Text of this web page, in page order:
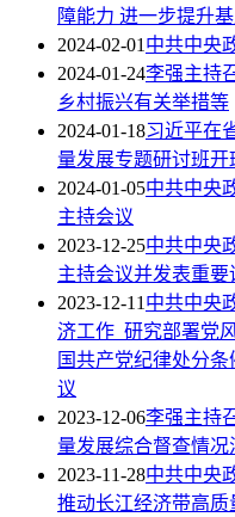
障能力 进一步提升
2024-02-01中共中央
2024-01-24李强主持
乡村振兴有关举措等
2024-01-18习近平在
量发展专题研讨班
2024-01-05中共中央
主持会议
2023-12-25中共中央
主持会议并发表重要
2023-12-11中共中央
济工作 研究部署党
国共产党纪律处分
议
2023-12-06李强主持
量发展综合督查情况
2023-11-28中共中央
推动长江经济带高